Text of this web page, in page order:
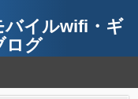
バイルwifi・ギ
ログ